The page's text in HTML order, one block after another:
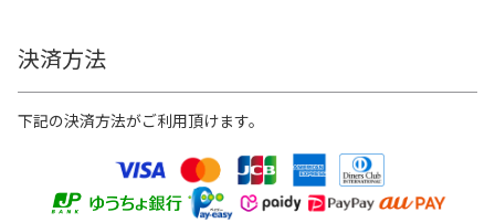
決済方法
下記の決済方法がご利用頂けます。